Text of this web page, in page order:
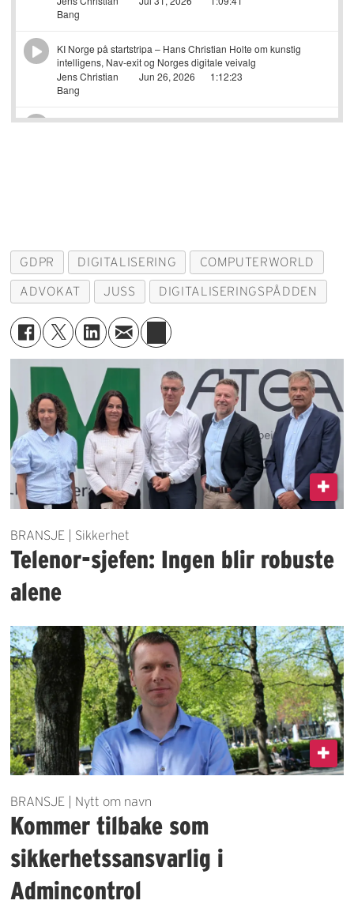
GDPR DIGITALISERING COMPUTERWORLD
ADVOKAT JUSS DIGITALISERINGSPÅDDEN
BRANSJE | Sikkerhet
Telenor-sjefen: Ingen blir robuste
alene
BRANSJE | Nytt om navn
Kommer tilbake som
sikkerhetssansvarlig i
Admincontrol